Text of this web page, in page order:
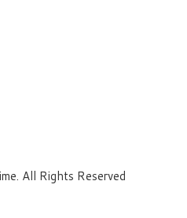
All Rights Reserved